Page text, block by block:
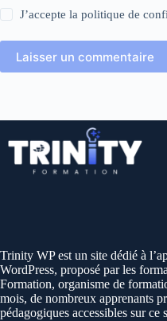
J’accepte lapolitique de
Laisser un commentaire
Trinity WP est un site dédié à
WordPress, proposé par les
Formation, organisme de
mois, de nombreux apprenants
pédagogiques accessibles sur ce